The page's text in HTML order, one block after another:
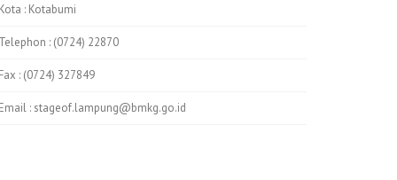
: Kotabumi
: (0724) 22870
: (0724) 327849
: stageof.lampung@bmkg.go.id